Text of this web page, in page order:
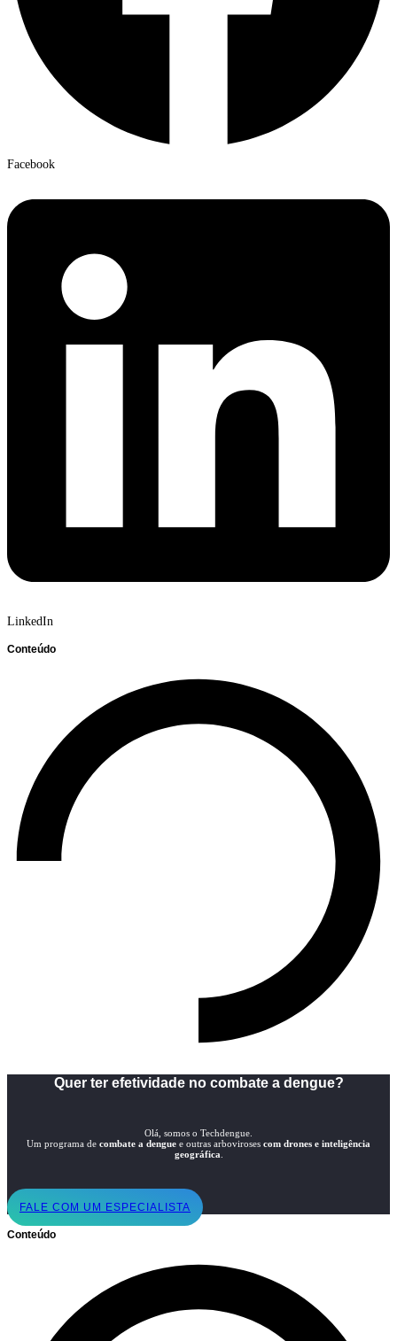
Facebook
LinkedIn
Conteúdo
Quer ter efetividade no combate a dengue?
Olá, somos o Techdengue.
Um programa de combate a dengue e outras arboviroses com drones e inteligência
geográfica.
FALE COM UM ESPECIALISTA
Conteúdo